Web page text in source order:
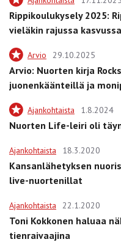
Rippikoulukysely 2025:
vieläkin rajussa kasvussa
Arvio 29.10.2025
Arvio: Nuorten kirja
juonenkäänteillä ja
Ajankohtaista 1.8.2024
Nuorten Life-leiri oli
Ajankohtaista 18.3.2020
Kansanlähetyksen
live-nuortenillat
Ajankohtaista 22.1.2020
Toni Kokkonen haluaa
tienraivaajina